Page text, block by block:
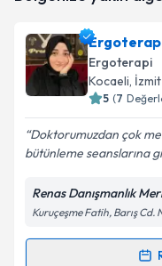
bilgilendireceğiz.
E-posta Adresiniz
Kişisel
kapsamda
Ergoterapi
Kocaeli, İzmit
5 (7
Doktorumuzdan çok
bütünleme seanslarına
Renas Danışmanlık
Kuruçeşme Fatih, Barış Cd.